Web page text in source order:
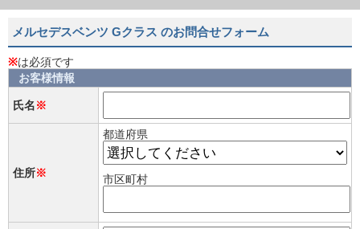
メルセデスベンツ Gクラス のお問合せフォーム
※は必須です
お客様情報
氏名※
住所※
都道府県
市区町村